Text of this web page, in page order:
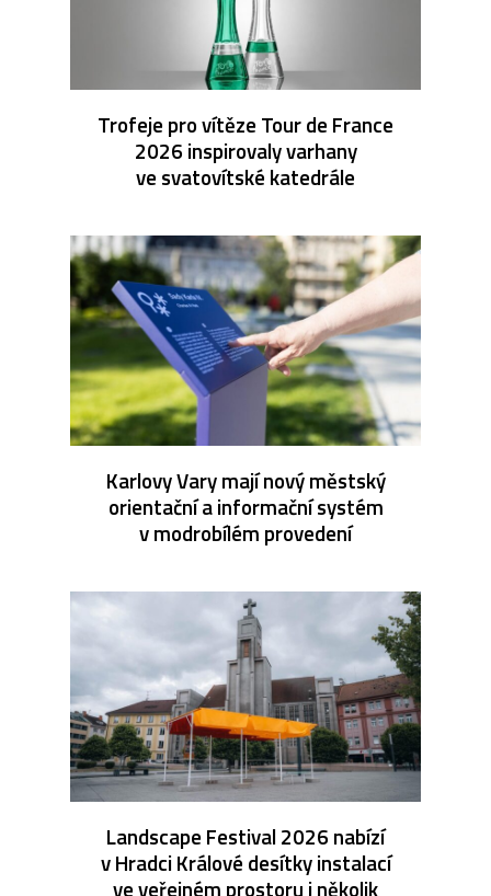
Trofeje pro vítěze Tour de France
2026 inspirovaly varhany
ve svatovítské katedrále
Karlovy Vary mají nový městský
orientační a informační systém
v modrobílém provedení
Landscape Festival 2026 nabízí
v Hradci Králové desítky instalací
ve veřejném prostoru i několik